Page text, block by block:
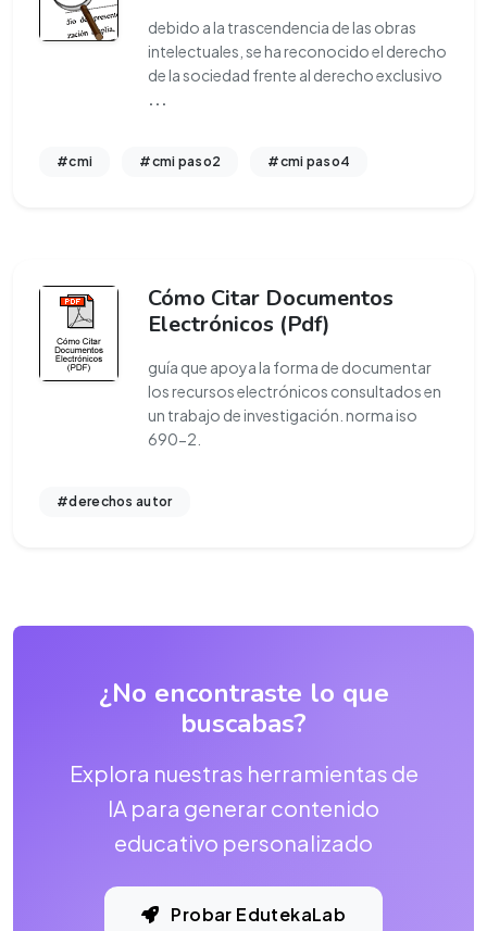
debido a la trascendencia de las obras
intelectuales, se ha reconocido el derecho
de la sociedad frente al derecho exclusivo
...
#cmi #cmi paso2 #cmi paso4
Cómo Citar Documentos
Electrónicos (Pdf)
guía que apoya la forma de documentar
los recursos electrónicos consultados en
un trabajo de investigación. norma iso
690-2.
#derechos autor
¿No encontraste lo que
buscabas?
Explora nuestras herramientas de
IA para generar contenido
educativo personalizado
Probar EdutekaLab